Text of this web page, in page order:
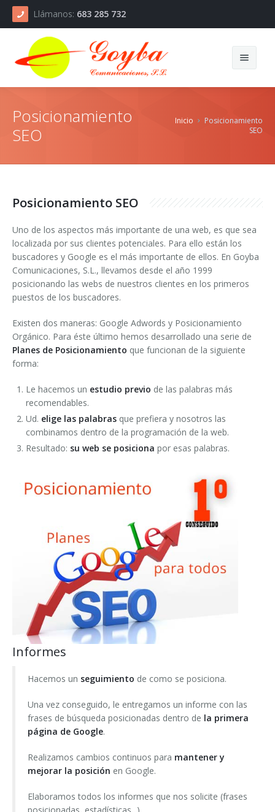
Llámanos: 683 285 732
La Empresa
Diseño páginas web
Mantenimiento web
Aplicaciones a Medida
Posicionamiento
Posicionamiento SEO
Planes SEO
AdWords Google
Análisis Posicionamiento
Tiendas Online
Redes Sociales
Email Marketing
Área de clientes
Preguntas Frecuentes
Precios Web
Precios Posicionamien.
Pr.Tienda Online
Pr. Comunity Manager
Pr. Email Marketing
Ofertas
Tienda + Posicionam.
Promoción 2026
Contactar
Posicionamiento
SEO
Inicio
Posicionamiento
SEO
Posicionamiento SEO
Uno de los aspectos más importante de una web, es que sea
localizada por sus clientes potenciales. Para ello están los
buscadores y Google es el más importante de ellos. En Goyba
Comunicaciones, S.L., llevamos desde el año 1999
posicionando las webs de nuestros clientes en los primeros
puestos de los buscadores.
Existen dos maneras: Google Adwords y Posicionamiento
Orgánico. Para éste último hemos desarrollado una serie de
Planes de Posicionamiento que funcionan de la siguiente
forma:
Le hacemos un estudio previo de las palabras más
recomendables.
Ud. elige las palabras que prefiera y nosotros las
combinamos dentro de la programación de la web.
Resultado: su web se posiciona por esas palabras.
Informes
Hacemos un seguimiento de como se posiciona.
Una vez conseguido, le entregamos un informe con las
frases de búsqueda posicionadas dentro de la primera
página de Google.
Realizamos cambios continuos para mantener y
mejorar la posición en Google.
Elaboramos todos los informes que nos solicite (frases